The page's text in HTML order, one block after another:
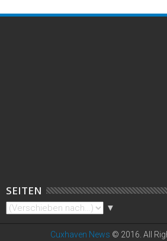
SEITEN
▼
Cuxhaven News © 2016. All